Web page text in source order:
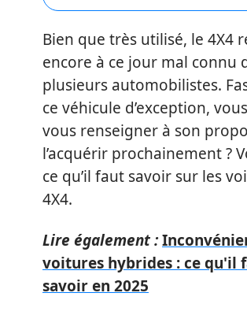
Bien que très utilisé, le 4X4
encore à ce jour mal connu
plusieurs automobilistes.
ce véhicule d’exception,
vous renseigner à son
l’acquérir prochainement ?
ce qu’il faut savoir sur les
4X4.
Lire également :
voitures hybrides : ce qu'il
savoir en 2025